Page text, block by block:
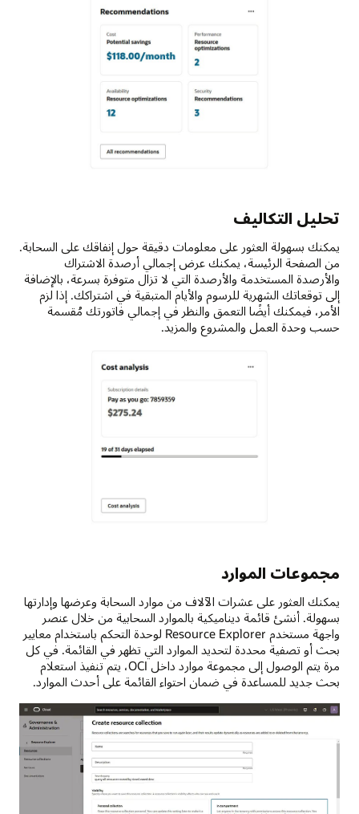
تحليل التكاليف
يمكنك بسهولة العثور على معلومات دقيقة حول إنفاقك على السحابة.
من الصفحة الرئيسة، يمكنك عرض إجمالي أرصدة الاشتراك
والأرصدة المستخدمة والأرصدة التي لا تزال متوفرة بسرعة، بالإضافة
إلى توقعاتك الشهرية للرسوم والأيام المتبقية في اشتراكك. إذا لزم
الأمر، فيمكنك أيضًا التعمق والنظر في إجمالي فاتورتك مُقسمة
حسب وحدة العمل والمشروع والمزيد.
مجموعات الموارد
يمكنك العثور على عشرات الآلاف من موارد السحابة وعرضها وإدارتها
بسهولة. أنشئ قائمة ديناميكية بالموارد السحابية من خلال عنصر
واجهة مستخدم Resource Explorer لوحدة التحكم باستخدام معايير
بحث أو تصفية محددة لتحديد الموارد التي تظهر في القائمة. في كل
مرة يتم الوصول إلى مجموعة موارد داخل OCI، يتم تنفيذ استعلام
بحث جديد للمساعدة في ضمان احتواء القائمة على أحدث الموارد.